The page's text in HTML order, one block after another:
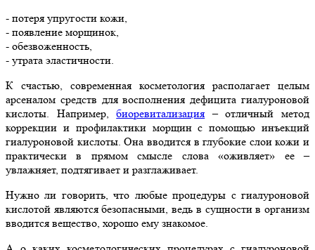
- потеря упругости кожи,
- появление морщинок,
- обезвоженность,
- утрата эластичности.
К счастью, современная косметология располагает целым
арсеналом средств для восполнения дефицита гиалуроновой
кислоты. Например,биоревитализация – отличный метод
коррекции и профилактики морщин с помощью инъекций
гиалуроновой кислоты. Она вводится в глубокие слои кожи и
практически в прямом смысле слова «оживляет» ее –
увлажняет, подтягивает и разглаживает.
Нужно ли говорить, что любые процедуры с гиалуроновой
кислотой являются безопасными, ведь в сущности в организм
вводится вещество, хорошо ему знакомое.